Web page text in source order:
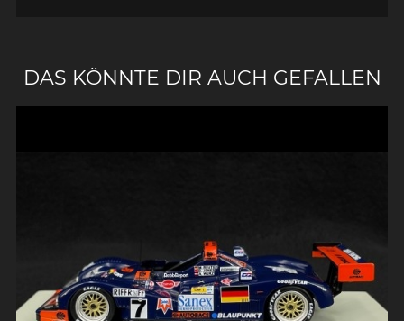
DAS KÖNNTE DIR AUCH GEFALLEN